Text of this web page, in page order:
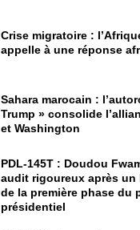
Crise migratoire :
appelle à une réponse
Sahara marocain :
Trump » consolide
et Washington
PDL-145T : Doudou
audit rigoureux après
de la première phase du
présidentiel